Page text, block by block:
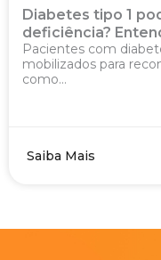
Diabetes tipo 1
deficiência?
Pacientes com
mobilizados para
como...
Saiba Mais